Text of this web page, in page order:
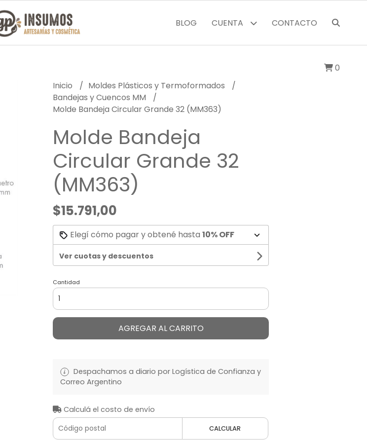
BLOG CUENTA CONTACTO
0
Inicio
Moldes Plásticos y Termoformados
Bandejas y Cuencos MM
Molde Bandeja Circular Grande 32 (MM363)
Molde Bandeja
Circular Grande 32
(MM363)
$15.791,00
Elegí cómo pagar y obtené hasta 10% OFF
Ver cuotas y descuentos
Cantidad
AGREGAR AL CARRITO
Despachamos a diario por Logística de Confianza y
Correo Argentino
Calculá el costo de envío
CALCULAR